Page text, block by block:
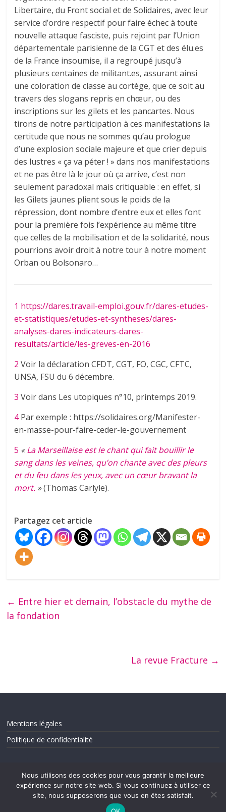
Libertaire, du Front social et de Solidaires, avec leur
service d’ordre respectif pour faire échec à toute
nouvelle attaque fasciste, puis rejoint par l’Union
départementale parisienne de la CGT et des élu.es
de la France insoumise, il a regroupé jusqu’à
plusieurs centaines de militant.es, assurant ainsi
une coloration de classe au cortège, que ce soit au
travers des slogans repris en chœur, ou des
inscriptions sur les gilets et les pancartes. Nous
tirons de notre participation à ces manifestations la
certitude que nous ne sommes qu’au prologue
d’une explosion sociale majeure et que crier depuis
des lustres « ça va péter ! » dans nos manifestations
et ne pas être là le jour où ça arrive, c’est non
seulement paradoxal mais critiquable : en effet, si
les Gilets jaunes plient sous le poids de la
répression, dont nombre d’entre eux et elles font
pour la première fois l’expérience au même titre
que celles de la mobilisation et de la solidarité, nous
pourrions avoir droit à notre tour à notre moment
Orban ou Bolsonaro…
1 https://dares.travail-emploi.gouv.fr/dares-etudes-
et-statistiques/etudes-et-syntheses/dares-
analyses-dares-indicateurs-dares-
resultats/article/les-greves-en-2016
2 Voir la déclaration CFDT, CGT, FO, CGC, CFTC,
UNSA, FSU du 6 décembre.
3 Voir dans Les utopiques n°10, printemps 2019.
4Par exemple : https://solidaires.org/Manifester-
en-masse-pour-faire-ceder-le-gouvernement
5 «La Marseillaise est le chant qui fait bouillir le
sang dans les veines, qu’on chante avec des pleurs
et du feu dans les yeux, avec un cœur bravant la
mort. »(Thomas Carlyle).
Partagez cet article
← Entre hier et demain, l’obstacle du mythe de
la fondation
La revue Fracture →
Mentions légales
Politique de confidentialité
Nous utilisons des cookies pour vous garantir la meilleure
expérience sur notre site web. Si vous continuez à utiliser ce
site, nous supposerons que vous en êtes satisfait.